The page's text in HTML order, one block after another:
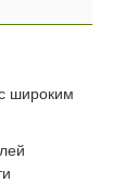
широким